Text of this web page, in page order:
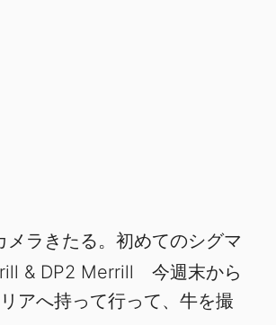
メラきたる。初めてのシグマ
& DP2 Merrill 今週末から
アへ持って行って、牛を撮